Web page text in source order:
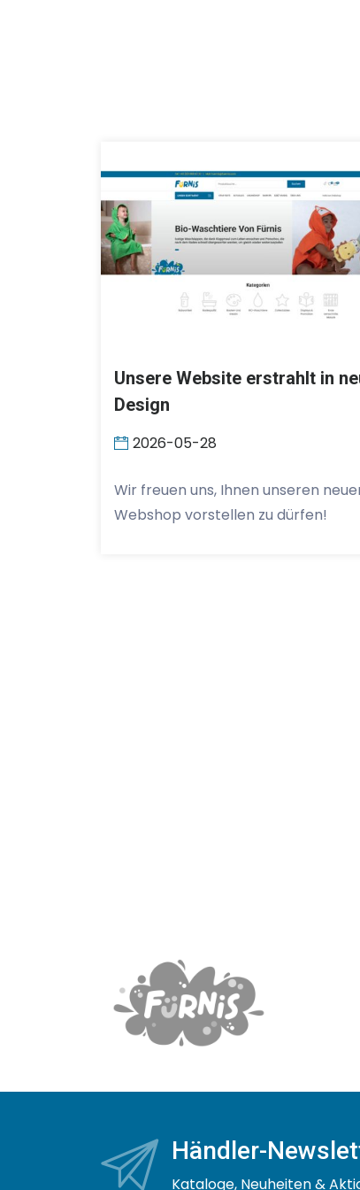
Unsere Website erstrahlt in
Design
2026-05-28
Wir freuen uns, Ihnen unseren
Webshop vorstellen zu dürfen!
Händler-
Kataloge, Neuheiten &